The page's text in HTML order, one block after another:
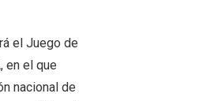
el Juego de
en el que
nacional de